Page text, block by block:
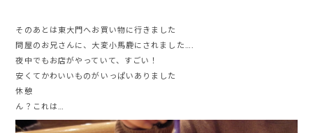
そのあとは東大門へお買い物に行きました
問屋のお兄さんに、大変小馬鹿にされました….
夜中でもお店がやっていて、すごい！
安くてかわいいものがいっぱいありました
休憩
ん？これは…